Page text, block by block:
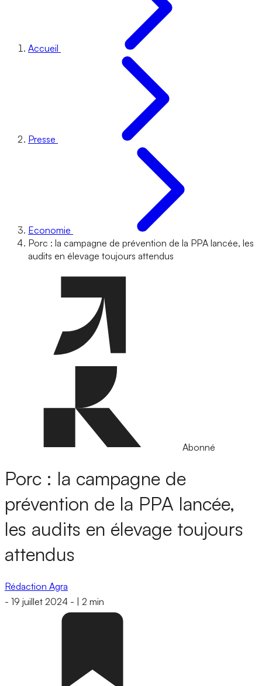
Accueil
Presse
Economie
Porc : la campagne de prévention de la PPA lancée, les
audits en élevage toujours attendus
Abonné
Porc : la campagne de
prévention de la PPA lancée,
les audits en élevage toujours
attendus
Rédaction Agra
- 19 juillet 2024 - 2 min